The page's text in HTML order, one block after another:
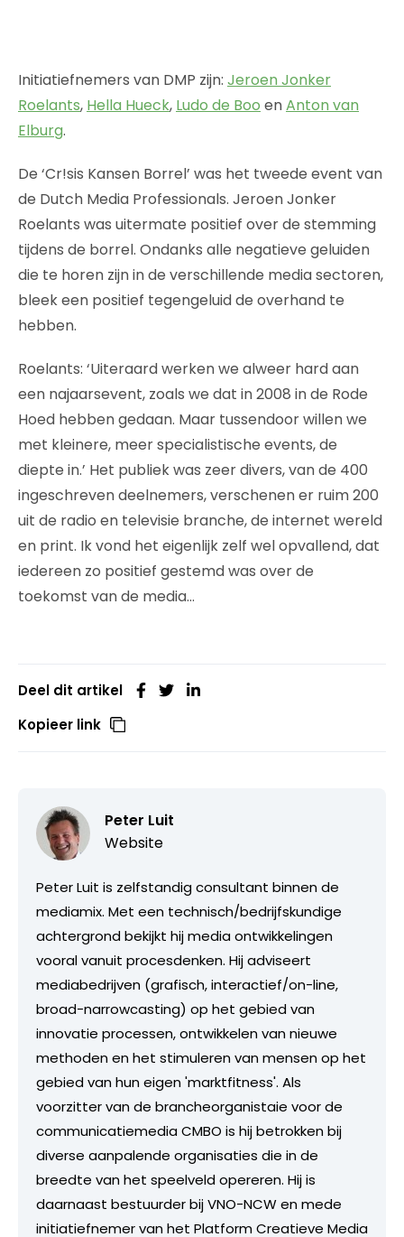
Initiatiefnemers van DMP zijn: Jeroen Jonker
Roelants, Hella Hueck, Ludo de Boo enAnton van
Elburg.
De ‘Cr!sis Kansen Borrel’ was het tweede event van
de Dutch Media Professionals. Jeroen Jonker
Roelants was uitermate positief over de stemming
tijdens de borrel. Ondanks alle negatieve geluiden
die te horen zijn in de verschillende media sectoren,
bleek een positief tegengeluid de overhand te
hebben.
Roelants: ‘Uiteraard werken we alweer hard aan
een najaarsevent, zoals we dat in 2008 in de Rode
Hoed hebben gedaan. Maar tussendoor willen we
met kleinere, meer specialistische events, de
diepte in.’ Het publiek was zeer divers, van de 400
ingeschreven deelnemers, verschenen er ruim 200
uit de radio en televisie branche, de internet wereld
en print. Ik vond het eigenlijk zelf wel opvallend, dat
iedereen zo positief gestemd was over de
toekomst van de media…
Deel dit artikel
Kopieer link
Peter Luit
Website
Peter Luit is zelfstandig consultant binnen de
mediamix. Met een technisch/bedrijfskundige
achtergrond bekijkt hij media ontwikkelingen
vooral vanuit procesdenken. Hij adviseert
mediabedrijven (grafisch, interactief/on-line,
broad-narrowcasting) op het gebied van
innovatie processen, ontwikkelen van nieuwe
methoden en het stimuleren van mensen op het
gebied van hun eigen 'marktfitness'. Als
voorzitter van de brancheorganistaie voor de
communicatiemedia CMBO is hij betrokken bij
diverse aanpalende organisaties die in de
breedte van het speelveld opereren. Hij is
daarnaast bestuurder bij VNO-NCW en mede
initiatiefnemer van het Platform Creatieve Media